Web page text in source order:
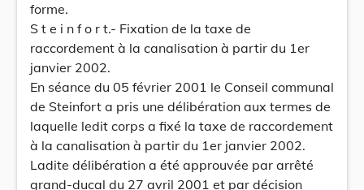
forme.
S t e i n f o r t.- Fixation de la taxe de
raccordement à la canalisation à partir du 1er
janvier 2002.
En séance du 05 février 2001 le Conseil communal
de Steinfort a pris une délibération aux termes de
laquelle ledit corps a fixé la taxe de raccordement
à la canalisation à partir du 1er janvier 2002.
Ladite délibération a été approuvée par arrêté
grand-ducal du 27 avril 2001 et par décision